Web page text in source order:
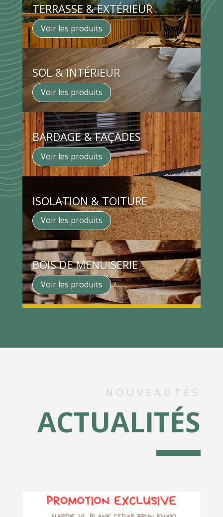
TERRASSE & EXTÉRIEUR
Voir les produits
SOL & INTÉRIEUR
Voir les produits
BARDAGE & FAÇADES
Voir les produits
ISOLATION & TOITURE
Voir les produits
BOIS DE MENUISERIE
Voir les produits
NOUVEAUTÉS
ACTUALITÉS